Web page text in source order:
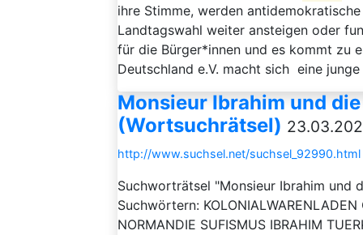
ihre Stimme, werden
Landtagswahl weiter ansteigen oder
für die Bürger*innen und es kommt zu
Deutschland e.V. macht sich eine
Monsieur Ibrahim und
(Wortsuchrätsel)
http://www.suchsel.net/suchsel_92990.html
Suchworträtsel "Monsieur Ibrahim und
Suchwörtern: KOLONIALWARENLADEN
NORMANDIE SUFISMUS IBRAHIM